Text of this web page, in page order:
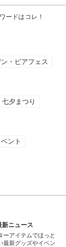
ードはコレ！
・ビアフェス
七夕まつり
ント
新ニュース
ーアイテムでほっと
最新グッズやイベン